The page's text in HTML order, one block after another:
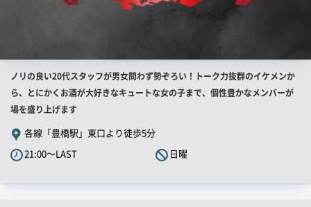
店
舗
PR
キ
ャ
ッ
ノリの良い20代スタッフが男女問わず勢ぞろい！トーク力抜群のイケメンか
ら、とにかくお酒が大好きなキュートな女の子まで、個性豊かなメンバーが
場を盛り上げます
各線「豊橋駅」東口より徒歩5分
21:00～LAST
日曜